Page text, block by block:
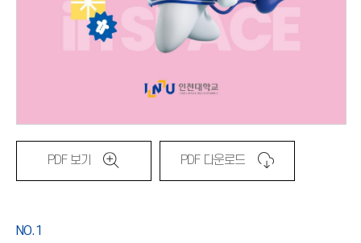
PDF 보기 PDF 다운로드
NO.1